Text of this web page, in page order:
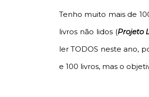
Tenho muito mais de
livros não lidos (Projeto
ler TODOS neste ano,
e 100 livros, mas o